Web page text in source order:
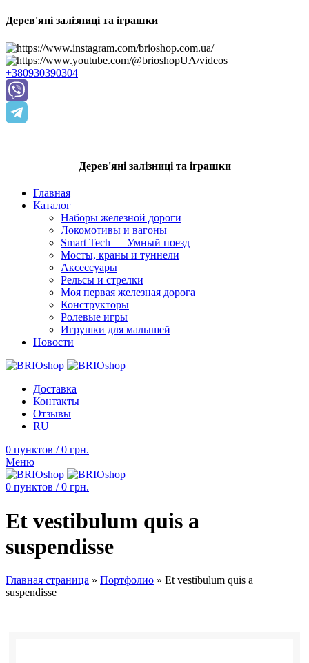
Дерев'яні залізниці та іграшки
+380930390304
Дерев'яні залізниці та іграшки
Главная
Каталог
Наборы железной дороги
Локомотивы и вагоны
Smart Tech — Умный поезд
Мосты, краны и туннели
Аксессуары
Рельсы и стрелки
Моя первая железная дорога
Конструкторы
Ролевые игры
Игрушки для малышей
Новости
Доставка
Контакты
Отзывы
RU
0 пунктов / 0 грн.
Меню
0 пунктов / 0 грн.
Et vestibulum quis a
suspendisse
Главная страница » Портфолио » Et vestibulum quis a
suspendisse